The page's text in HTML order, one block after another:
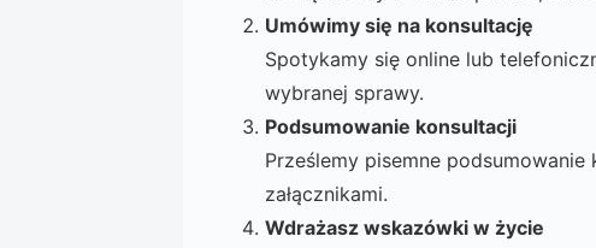
Umówimy się na konsultację
Spotykamy się online lub
wybranej sprawy.
Podsumowanie konsultacji
Prześlemy pisemne
załącznikami.
Wdrażasz wskazówki w życie